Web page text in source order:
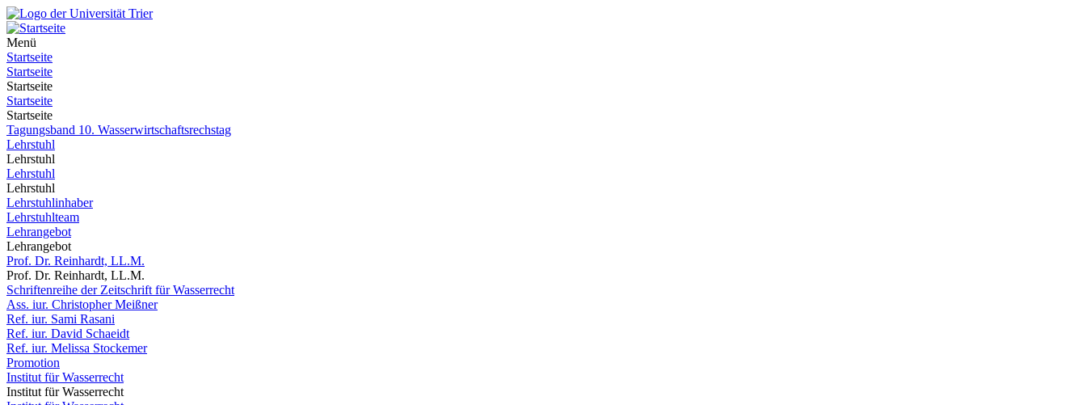
Menü
Startseite
Startseite
Startseite
Startseite
Startseite
Tagungsband 10. Wasserwirtschaftsrechstag
Lehrstuhl
Lehrstuhl
Lehrstuhl
Lehrstuhl
Lehrstuhlinhaber
Lehrstuhlteam
Lehrangebot
Lehrangebot
Prof. Dr. Reinhardt, LL.M.
Prof. Dr. Reinhardt, LL.M.
Schriftenreihe der Zeitschrift für Wasserrecht
Ass. iur. Christopher Meißner
Ref. iur. Sami Rasani
Ref. iur. David Schaeidt
Ref. iur. Melissa Stockemer
Promotion
Institut für Wasserrecht
Institut für Wasserrecht